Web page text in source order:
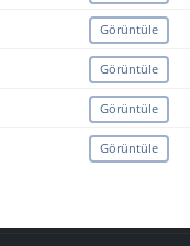
Görüntüle
Görüntüle
Görüntüle
Görüntüle